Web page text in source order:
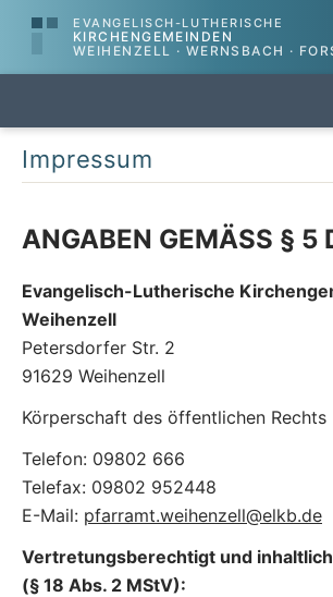
EVANGELISCH-LUTHERISCHE
KIRCHENGEMEINDEN
WEIHENZELL · WERNSBACH ·
Impressum
ANGABEN GEMÄSS § 5
Evangelisch-Lutherische
Weihenzell
Petersdorfer Str. 2
91629 Weihenzell
Körperschaft des öffentlichen Rechts
Telefon: 09802 666
Telefax: 09802 952448
E-Mail: pfarramt.weihenzell@elkb.de
Vertretungsberechtigt und
(§ 18 Abs. 2 MStV):